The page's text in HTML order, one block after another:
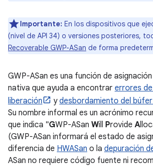
Importante: En los dispositivos que
(nivel de API 34) o versiones posteriores,
Recoverable GWP-ASan de forma
GWP-ASan es una función de
nativa que ayuda a encontrar errores
liberación
ydesbordamiento del
Su nombre informal es un acrónimo
que indica "GWP-ASan Will Provide A
(GWP-ASan informará el estado de
diferencia de HWASan o la depuración
ASan no requiere código fuente ni